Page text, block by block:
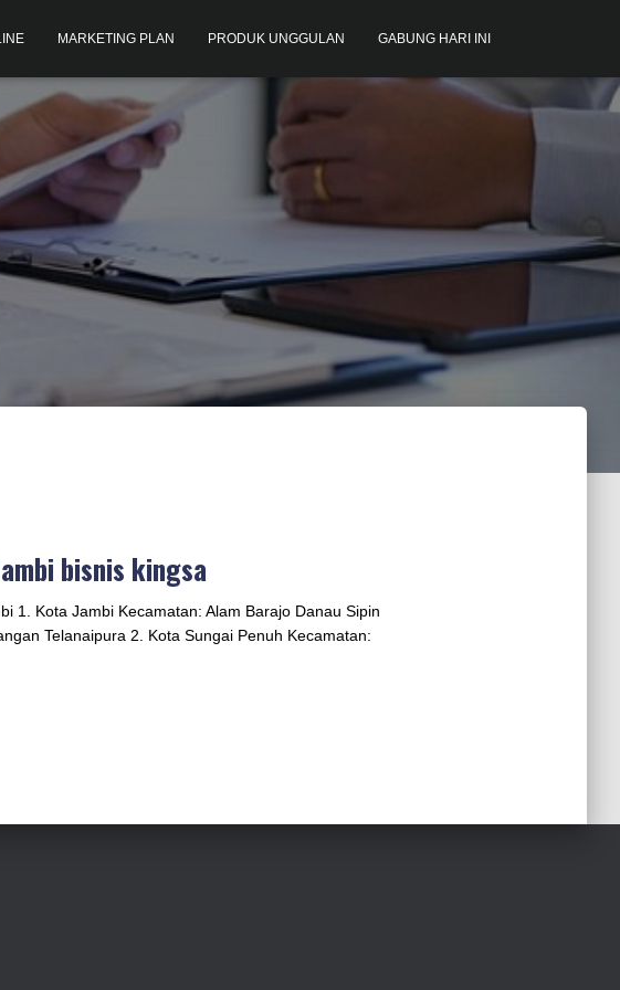
MARKETING PLAN PRODUK UNGGULAN GABUNG HARI INI
bisnis kingsa
1. Kota Jambi Kecamatan: Alam Barajo Danau Sipin
Telanaipura 2. Kota Sungai Penuh Kecamatan: